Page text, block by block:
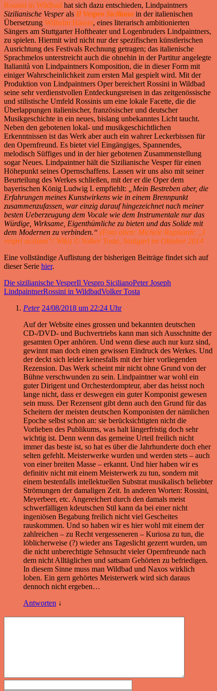
Rossini in Wildbad hat sich dazu entschieden, Lindpaintners
Sizilianische Vesperals Il Vespro Siciliano in der italienischen
Übersetzung Wilhelm Häsers, eines literarisch ambitionierten
Sängers am Stuttgarter Hoftheater und Logenbruders Lindpaintners,
zu spielen. Hiermit wird nicht nur der spezifischen künstlerischen
Ausrichtung des Festivals Rechnung getragen; das italienische
Sprachmelos unterstreicht auch die ohnehin in der Partitur angelegte
Italianità von Lindpaintners Komposition, die in dieser Form mit
einiger Wahrscheinlichkeit zum ersten Mal gespielt wird. Mit der
Produktion von Lindpaintners Oper bereichert Rossini in Wildbad
seine sehr verdienstvollen Entdeckungsreisen in das zeitgenössische
und stilistische Umfeld Rossinis um eine lokale Facette, die die
Überlappungen italienischer, französischer und deutscher
Musikgeschichte in ein neues, bislang unbekanntes Licht taucht.
Neben den gebotenen lokal- und musikgeschichtlichen
Erkenntnissen ist das Werk aber auch ein wahrer Leckerbissen für
den Opernfreund. Es bietet viel Eingängiges, Spannendes,
melodisch Süffiges und in der hier gebotenen Zusammenstellung
sogar Neues. Lindpaintner hält die Sizilianische Vesper für einen
Höhepunkt seines Opernschaffens. Lassen wir uns also mit seiner
Beurteilung des Werkes schließen, mit der er die Oper dem
bayerischen König Ludwig I. empfiehlt:
„Mein Bestreben aber, die
Erfahrungen meines Kunstwirkens wie in einem Brennpunkt
zusammenzufassen, war einzig darauf hingezeichnet nach meiner
besten Ueberzeugung dem Vocale wie dem Instrumentale nur das
Würdige, Wirksame, Eigenthümliche zu bieten und das Solide mit
dem Modernen zu verbinden.“ (Foto oben: Michele Rapisardi: „I
vespri siciliani“/ Wiki) © Volker Tosta, Stuttgart im Oktober 2014
Eine vollständige Auflistung der bisherigen Beiträge findet sich auf
dieser Serie hier.
Die sizilianische VesperIl Vespro SicilianoPeter Joseph
LindpaintnerRossini in WildbadVolker Tosta
Peter 24/08/2018 um 22:24 Uhr
Auf der Website eines grossen und bekannten deutschen
CD-/DVD- und Buchvertriebs kann man sich Ausschnitte der
gesamten Oper anhören. Und wenn diese auch nur kurz sind,
gewinnt man doch einen gewissen Eindruck des Werkes. Und
der deckt sich leider keinesfalls mit der hier vorliegenden
Rezension. Das Werk scheint mir nicht ohne Grund von der
Bühne verschwunden zu sein. Lindpaintner war wohl ein
guter Dirigent und Orchesterdompteur, aber das heisst noch
lange nicht, dass er deswegen ein guter Komponist gewesen
sein muss. Der Rezensent gibt denn auch den Grund für das
Scheitern der meisten deutschen Komponisten der nämlichen
Epoche selbst schon an: sie berücksichtigten nicht die
Vorlieben des Publikums, was halt längerfristig doch sehr
wichtig ist. Denn wenn das gemeine Urteil freilich nicht
immer das beste ist, so hat es über die Jahrhunderte doch eher
selten gefehlt. Meisterwerke wurden und werden stets – auch
von einer breiten Masse – erkannt. Und hier haben wir es
definitiv nicht mit einem Meisterwerk zu tun, sondern mit
einem bestenfalls intellektuellen Substrat musikalisch beliebter
Strömungen der damaligen Zeit. In anderen Worten: Rossini,
Meyerbeer, etc. Angereichert durch den damals meist
schwerfälligen kdeutschen Stil kann da bei einer nicht
ingeniösen Begabung freilich nicht viel Gescheites
rauskommen. Und so haben wir es hier wohl mit einem der
zahlreichen – zu Recht vergesseneren – Kuriosa zu tun, die
löblicherweise (?) wieder ans Tageslicht gezerrt wurden, um
die nicht unberechtigte Sehnsucht vieler Opernfreunde nach
dem nicht Alltäglichen und sattsam Gehörten zu befriedigen.
In diesem Sinne muss man Wildbad und Naxos wirklich
loben. Ein gern gehörtes Meisterwerk wird sich daraus
dennoch nicht ergeben…
Antworten ↓